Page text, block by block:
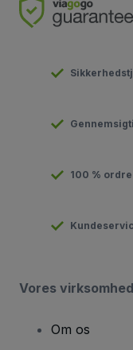
100 %
Vores virksomhed
Om os